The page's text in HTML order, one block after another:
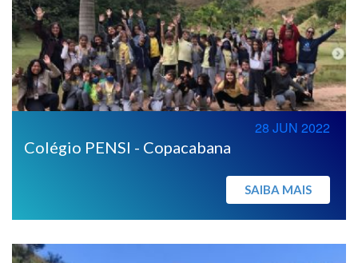
Colégio PENSI - Copacabana
28 JUN 2022
SAIBA MAIS